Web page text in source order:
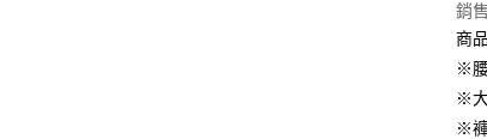
全
銷
商
※
※
※